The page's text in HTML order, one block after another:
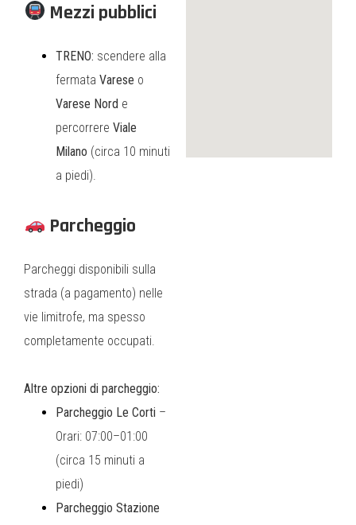
Mezzi pubblici
TRENO: scendere alla
fermata Varese o
Varese Nord e
percorrere Viale
Milano (circa 10 minuti
a piedi).
Parcheggio
Parcheggi disponibili sulla
strada (a pagamento) nelle
vie limitrofe, ma spesso
completamente occupati.
Altre opzioni di parcheggio:
Parcheggio Le Corti –
Orari: 07:00–01:00
(circa 15 minuti a
piedi)
Parcheggio Stazione